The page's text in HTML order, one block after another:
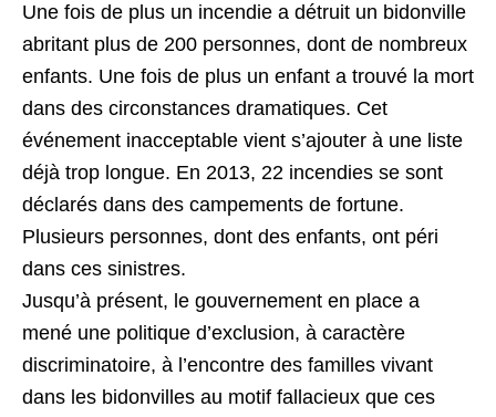
Une fois de plus un incendie a détruit un bidonville
abritant plus de 200 personnes, dont de nombreux
enfants. Une fois de plus un enfant a trouvé la mort
dans des circonstances dramatiques. Cet
événement inacceptable vient s’ajouter à une liste
déjà trop longue. En 2013, 22 incendies se sont
déclarés dans des campements de fortune.
Plusieurs personnes, dont des enfants, ont péri
dans ces sinistres.
Jusqu’à présent, le gouvernement en place a
mené une politique d’exclusion, à caractère
discriminatoire, à l’encontre des familles vivant
dans les bidonvilles au motif fallacieux que ces